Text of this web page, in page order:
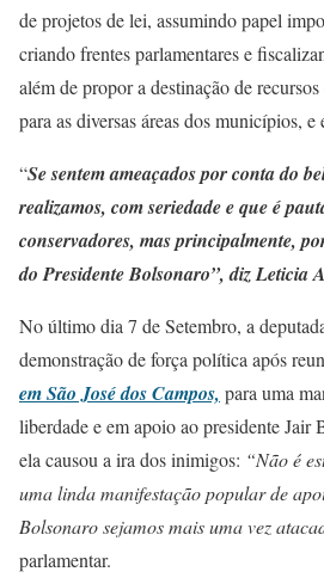
de projetos de lei, assumindo papel
criando frentes parlamentares e
além de propor a destinação de
para as diversas áreas dos municípios, e
“Se sentem ameaçados por conta do
realizamos, com seriedade e que é
conservadores, mas principalmente,
do Presidente Bolsonaro”, diz Leticia
No último dia 7 de Setembro, a
demonstração de força política após
em São José dos Campos, para uma
liberdade e em apoio ao presidente Jair
ela causou a ira dos inimigos: “Não é
uma linda manifestação popular de
Bolsonaro sejamos mais uma vez
parlamentar.